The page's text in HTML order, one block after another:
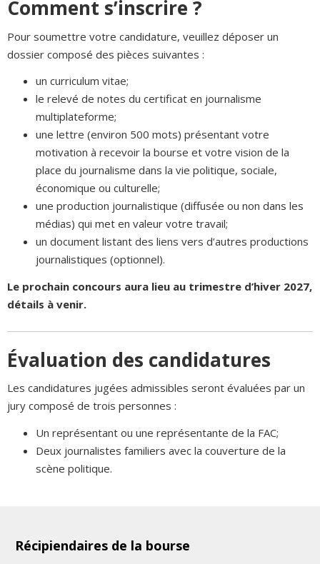
Comment s’inscrire ?
Pour soumettre votre candidature, veuillez déposer un
dossier composé des pièces suivantes :
un curriculum vitae;
le relevé de notes du certificat en journalisme
multiplateforme;
une lettre (environ 500 mots) présentant votre
motivation à recevoir la bourse et votre vision de la
place du journalisme dans la vie politique, sociale,
économique ou culturelle;
une production journalistique (diffusée ou non dans les
médias) qui met en valeur votre travail;
un document listant des liens vers d’autres productions
journalistiques (optionnel).
Le prochain concours aura lieu au trimestre d’hiver 2027,
détails à venir.
Évaluation des candidatures
Les candidatures jugées admissibles seront évaluées par un
jury composé de trois personnes :
Un représentant ou une représentante de la FAC;
Deux journalistes familiers avec la couverture de la
scène politique.
Récipiendaires de la bourse